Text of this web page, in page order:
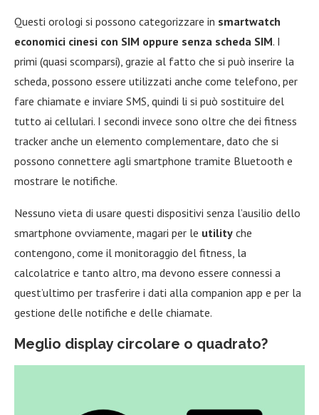
Questi orologi si possono categorizzare in smartwatch
economici cinesi con SIM oppure senza scheda SIM. I
primi (quasi scomparsi), grazie al fatto che si può inserire la
scheda, possono essere utilizzati anche come telefono, per
fare chiamate e inviare SMS, quindi li si può sostituire del
tutto ai cellulari. I secondi invece sono oltre che dei fitness
tracker anche un elemento complementare, dato che si
possono connettere agli smartphone tramite Bluetooth e
mostrare le notifiche.
Nessuno vieta di usare questi dispositivi senza l’ausilio dello
smartphone ovviamente, magari per le utility che
contengono, come il monitoraggio del fitness, la
calcolatrice e tanto altro, ma devono essere connessi a
quest’ultimo per trasferire i dati alla companion app e per la
gestione delle notifiche e delle chiamate.
Meglio display circolare o quadrato?